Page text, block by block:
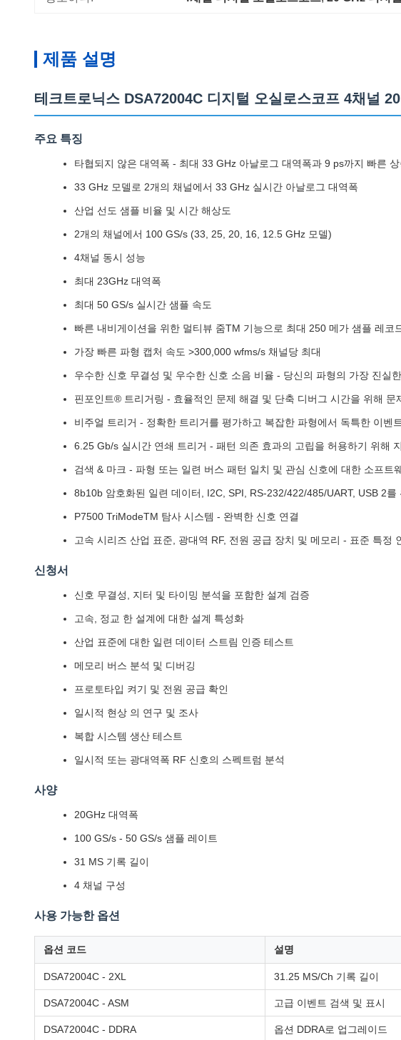
제품 설명
테크트로닉스 DSA72004C 디지털 오실로스코프 4채널
주요 특징
타협되지 않은 대역폭 - 최대 33 GHz 아날로그 대역폭과 9 ps까지 빠른
33 GHz 모델로 2개의 채널에서 33 GHz 실시간 아날로그 대역폭
산업 선도 샘플 비율 및 시간 해상도
2개의 채널에서 100 GS/s (33, 25, 20, 16, 12.5 GHz 모델)
4채널 동시 성능
최대 23GHz 대역폭
최대 50 GS/s 실시간 샘플 속도
빠른 내비게이션을 위한 멀티뷰 줌TM 기능으로 최대 250 메가 샘플 레코
가장 빠른 파형 캡처 속도 >300,000 wfms/s 채널당 최대
우수한 신호 무결성 및 우수한 신호 소음 비율 - 당신의 파형의 가장 진실
핀포인트® 트리거링 - 효율적인 문제 해결 및 단축 디버그 시간을 위해
비주얼 트리거 - 정확한 트리거를 평가하고 복잡한 파형에서 독특한 이벤
6.25 Gb/s 실시간 연쇄 트리거 - 패턴 의존 효과의 고립을 허용하기 위해
검색 & 마크 - 파형 또는 일련 버스 패턴 일치 및 관심 신호에 대한 소프트
8b10b 암호화된 일련 데이터, I2C, SPI, RS-232/422/485/UART, USB 2
P7500 TriModeTM 탐사 시스템 - 완벽한 신호 연결
고속 시리즈 산업 표준, 광대역 RF, 전원 공급 장치 및 메모리 - 표준 특정
신청서
신호 무결성, 지터 및 타이밍 분석을 포함한 설계 검증
고속, 정교 한 설계에 대한 설계 특성화
산업 표준에 대한 일련 데이터 스트림 인증 테스트
메모리 버스 분석 및 디버깅
프로토타입 켜기 및 전원 공급 확인
일시적 현상 의 연구 및 조사
복합 시스템 생산 테스트
일시적 또는 광대역폭 RF 신호의 스펙트럼 분석
사양
20GHz 대역폭
100 GS/s - 50 GS/s 샘플 레이트
31 MS 기록 길이
4 채널 구성
사용 가능한 옵션
옵션 코드 설명
DSA72004C - 2XL 31.25 MS/Ch 기록 길이
DSA72004C - ASM 고급 이벤트 검색 및 표시
DSA72004C - DDRA 옵션 DDRA로 업그레이드